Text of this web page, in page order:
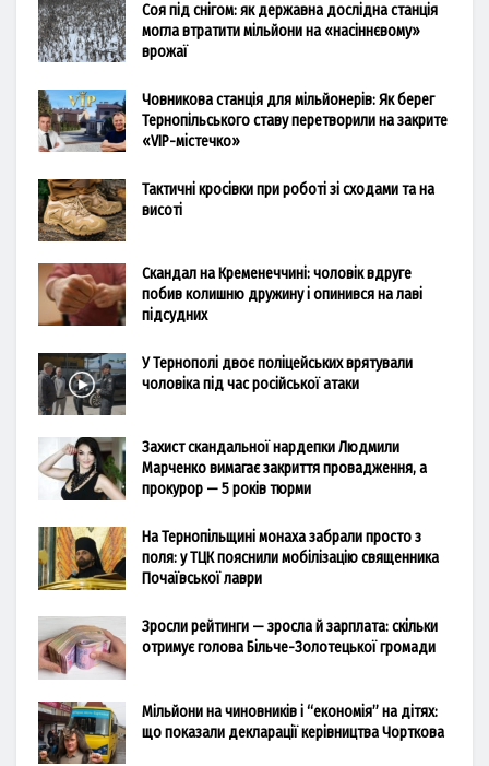
Соя під снігом: як державна дослідна станція
могла втратити мільйони на «насіннєвому»
врожаї
Човникова станція для мільйонерів: Як берег
Тернопільського ставу перетворили на закрите
«VIP-містечко»
Тактичні кросівки при роботі зі сходами та на
висоті
Скандал на Кременеччині: чоловік вдруге
побив колишню дружину і опинився на лаві
підсудних
У Тернополі двоє поліцейських врятували
чоловіка під час російської атаки
Захист скандальної нардепки Людмили
Марченко вимагає закриття провадження, а
прокурор — 5 років тюрми
На Тернопільщині монаха забрали просто з
поля: у ТЦК пояснили мобілізацію священника
Почаївської лаври
Зросли рейтинги — зросла й зарплата: скільки
отримує голова Більче-Золотецької громади
Мільйони на чиновників і “економія” на дітях:
що показали декларації керівництва Чорткова